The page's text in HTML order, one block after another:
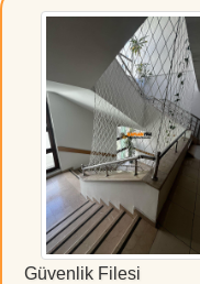
Güvenlik Filesi